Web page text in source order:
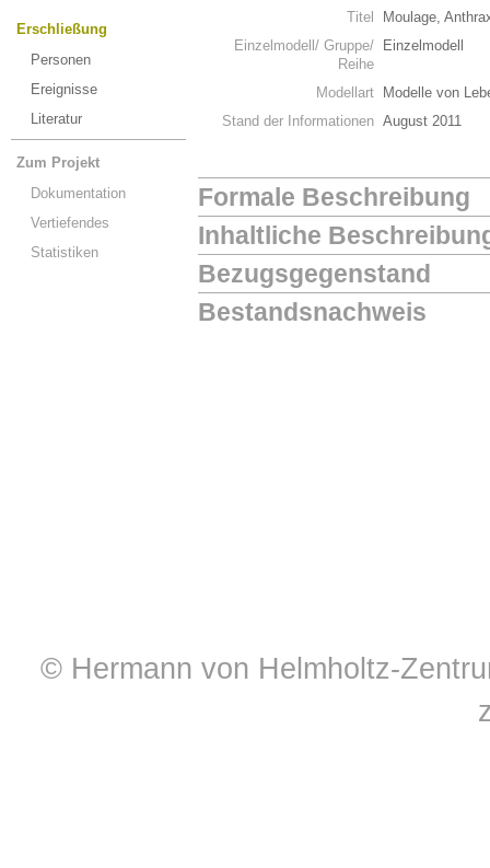
Erschließung
Personen
Ereignisse
Literatur
Zum Projekt
Dokumentation
Vertiefendes
Statistiken
Titel
Moulage,
Einzelmodell/ Gruppe/
Reihe
Einzelmodell
Modellart
Modelle von
Stand der Informationen August 2011
Formale Beschreibung
Inhaltliche
Bezugsgegenstand
Bestandsnachweis
© Hermann von Helmholtz-